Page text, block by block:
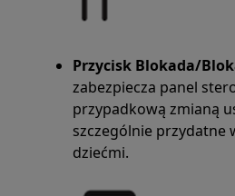
Przycisk Blokada/
zabezpiecza panel
przypadkową zmianą
szczególnie przydatne
dziećmi.